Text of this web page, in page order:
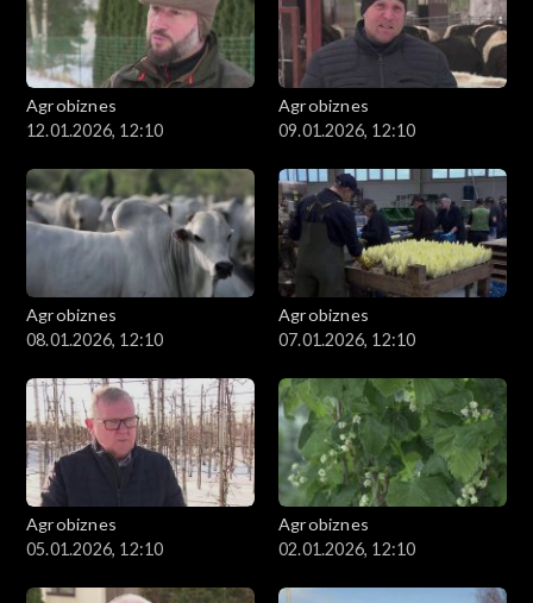
Agrobiznes
12.01.2026, 12:10
Agrobiznes
09.01.2026, 12:10
Agrobiznes
08.01.2026, 12:10
Agrobiznes
07.01.2026, 12:10
Agrobiznes
05.01.2026, 12:10
Agrobiznes
02.01.2026, 12:10